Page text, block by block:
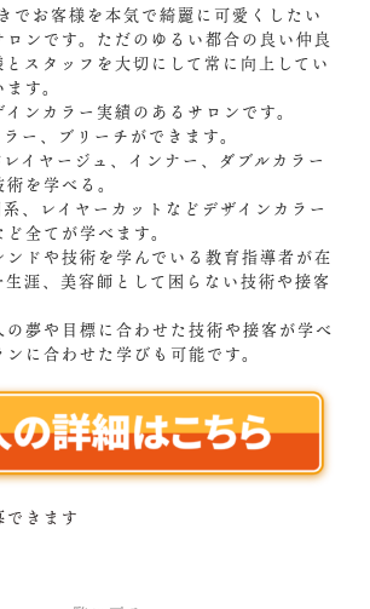
でお客様を本気で綺麗に可愛くしたい
ンです。ただのゆるい都合の良い仲良
とスタッフを大切にして常に向上してい
す。
ンカラー実績のあるサロンです。
ー、ブリーチができます。
イヤージュ、インナー、ダブルカラー
を学べる。
、レイヤーカットなどデザインカラー
全てが学べます。
ドや技術を学んでいる教育指導者が在
涯、美容師として困らない技術や接客
の夢や目標に合わせた技術や接客が学べ
に合わせた学びも可能です。
できます